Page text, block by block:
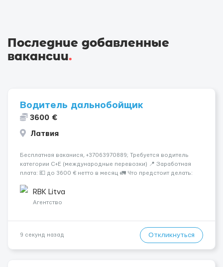
Последние добавленные
вакансии.
Водитель дальнобойщик
3600 €
Латвия
Бесплатная ваканися, +37063970889; Требуется водитель
категории C+E (международные перевозки) 📍 Заработная
плата: 💶 до 3600 € нетто в месяц 🚛 Что предстоит делать:
среднем 400–500 км в день. Погр...
RBK Litva
Агентство
9 секунд назад Откликнуться